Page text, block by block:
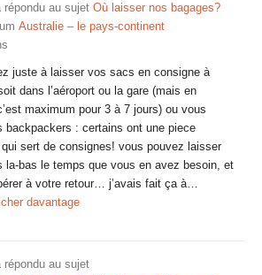
répondu au sujet Où laisser nos bagages?
Australie – le pays-continent
juste à laisser vos sacs en consigne à
dans l’aéroport ou la gare (mais en
maximum pour 3 à 7 jours) ou vous
backpackers : certains ont une piece
sert de consignes! vous pouvez laisser
la-bas le temps que vous en avez besoin, et
à votre retour… j’avais fait ça à…
davantage
répondu au sujet